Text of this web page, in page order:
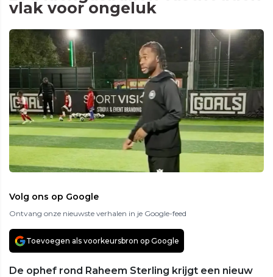
vlak voor ongeluk
Volg ons op Google
Ontvang onze nieuwste verhalen in je Google-feed
Toevoegen als voorkeursbron op Google
De ophef rond Raheem Sterling krijgt een nieuw